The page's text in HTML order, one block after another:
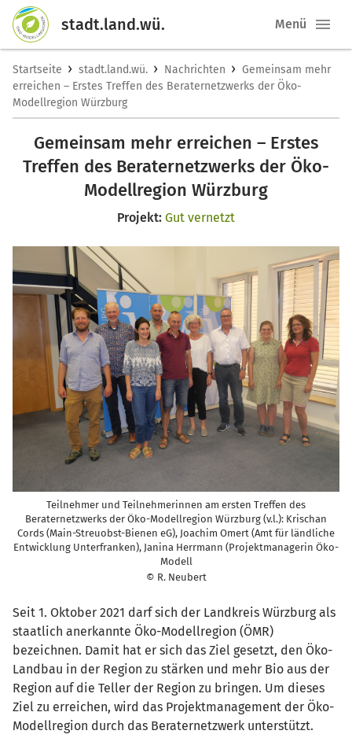
stadt.land.wü. Menü
Startseite › stadt.land.wü. › Nachrichten › Gemeinsam mehr
erreichen – Erstes Treffen des Beraternetzwerks der Öko-
Modellregion Würzburg
Gemeinsam mehr erreichen – Erstes
Treffen des Beraternetzwerks der Öko-
Modellregion Würzburg
Projekt: Gut vernetzt
Teilnehmer und Teilnehmerinnen am ersten Treffen des
Beraternetzwerks der Öko-Modellregion Würzburg (v.l.): Krischan
Cords (Main-Streuobst-Bienen eG), Joachim Omert (Amt für ländliche
Entwicklung Unterfranken), Janina Herrmann (Projektmanagerin Öko-
Modell
© R. Neubert
Seit 1. Oktober 2021 darf sich der Landkreis Würzburg als
staatlich anerkannte Öko-Modellregion (ÖMR)
bezeichnen. Damit hat er sich das Ziel gesetzt, den Öko-
Landbau in der Region zu stärken und mehr Bio aus der
Region auf die Teller der Region zu bringen. Um dieses
Ziel zu erreichen, wird das Projektmanagement der Öko-
Modellregion durch das Beraternetzwerk unterstützt.